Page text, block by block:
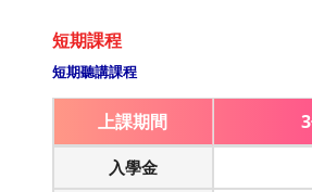
短期課程
短期聽講課程
上課期間
入學金